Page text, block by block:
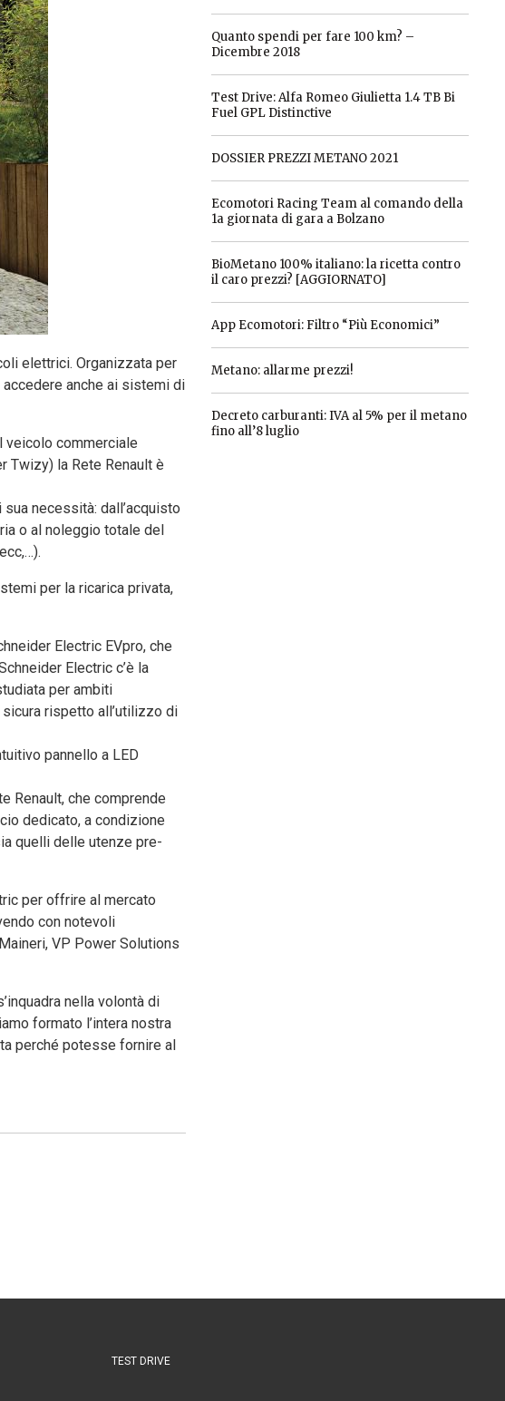
elettrici. Organizzata per
anche ai sistemi di
veicolo commerciale
Twizy) la Rete Renault è
necessità: dall’acquisto
o al noleggio totale del
per la ricarica privata,
Electric EVpro, che
Electric c’è la
per ambiti
rispetto all’utilizzo di
pannello a LED
Renault, che comprende
dedicato, a condizione
quelli delle utenze pre-
per offrire al mercato
con notevoli
VP Power Solutions
nella volontà di
formato l’intera nostra
perché potesse fornire al
Quanto spendi per fare 100 km? –
Dicembre 2018
Test Drive: Alfa Romeo Giulietta 1.4 TB Bi
Fuel GPL Distinctive
DOSSIER PREZZI METANO 2021
Ecomotori Racing Team al comando della
1a giornata di gara a Bolzano
BioMetano 100% italiano: la ricetta contro
il caro prezzi? [AGGIORNATO]
App Ecomotori: Filtro “Più Economici”
Metano: allarme prezzi!
Decreto carburanti: IVA al 5% per il metano
fino all’8 luglio
TEST DRIVE